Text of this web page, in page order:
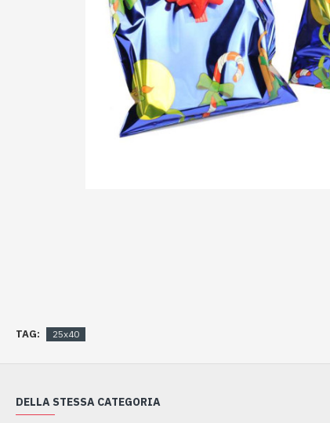
TAG: 25x40
DELLA STESSA CATEGORIA